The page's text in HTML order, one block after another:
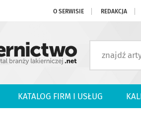
O SERWISIE REDAKCJA
KATALOG FIRM I USŁUG